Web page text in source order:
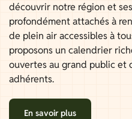
découvrir notre région et
profondément attachés à
de plein air accessibles à
proposons un calendrier
ouvertes au grand public et
adhérents.
En savoir plus